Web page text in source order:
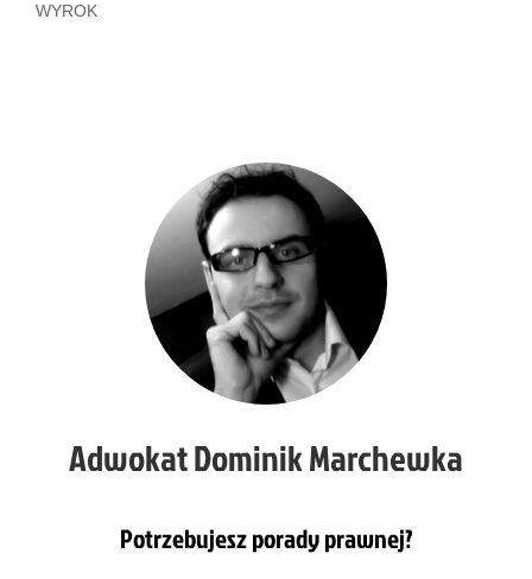
WYROK
Adwokat Dominik Marchewka
Potrzebujesz porady prawnej?